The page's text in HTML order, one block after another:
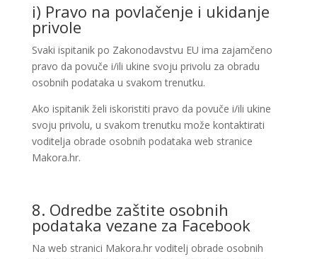
i) Pravo na povlačenje i ukidanje
privole
Svaki ispitanik po Zakonodavstvu EU ima zajamčeno
pravo da povuče i/ili ukine svoju privolu za obradu
osobnih podataka u svakom trenutku.
Ako ispitanik želi iskoristiti pravo da povuče i/ili ukine
svoju privolu, u svakom trenutku može kontaktirati
voditelja obrade osobnih podataka web stranice
Makora.hr.
8. Odredbe zaštite osobnih
podataka vezane za Facebook
Na web stranici Makora.hr voditelj obrade osobnih